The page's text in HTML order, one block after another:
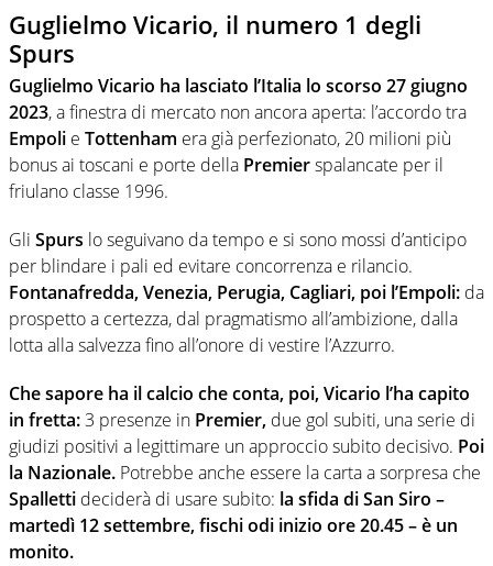
Guglielmo Vicario, il numero 1 degli
Spurs
Guglielmo Vicario ha lasciato l’Italia lo scorso 27 giugno
2023, a finestra di mercato non ancora aperta: l’accordo tra
Empoli e Tottenham era già perfezionato, 20 milioni più
bonus ai toscani e porte della Premierspalancate per il
friulano classe 1996.
Gli Spurs lo seguivano da tempo e si sono mossi d’anticipo
per blindare i pali ed evitare concorrenza e rilancio.
Fontanafredda, Venezia, Perugia, Cagliari, poi l’Empoli: da
prospetto a certezza, dal pragmatismo all’ambizione, dalla
lotta alla salvezza fino all’onore di vestire l’Azzurro.
Che sapore ha il calcio che conta, poi, Vicario l’ha capito
in fretta:3 presenze in Premier, due gol subiti, una serie di
giudizi positivi a legittimare un approccio subito decisivo. Poi
la Nazionale. Potrebbe anche essere la carta a sorpresa che
Spalletti deciderà di usare subito: la sfida di San Siro –
martedì 12 settembre, fischi odi inizio ore 20.45 – è un
monito.